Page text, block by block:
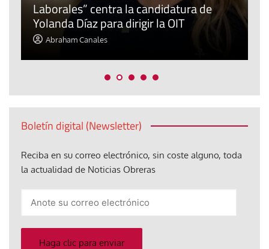
Laborales” centra la candidatura de
Yolanda Díaz para dirigir la OIT
Abraham Canales
Boletín digital (Newsletter)
Reciba en su correo electrónico, sin coste alguno, toda
la actualidad de Noticias Obreras
electrónico
Haga clic para enviar